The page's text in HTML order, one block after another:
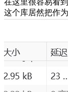
这个库居然把作